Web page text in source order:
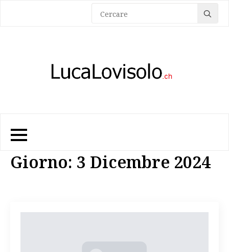
for:
Giorno: 3 Dicembre 2024